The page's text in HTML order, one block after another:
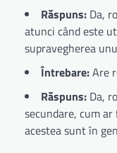
Răspuns: Da,
atunci când este
supravegherea
Întrebare:Are
Răspuns: Da,
secundare, cum
acestea sunt în